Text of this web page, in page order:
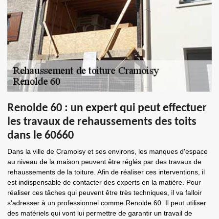
Renolde 60 : un expert qui peut effectuer
les travaux de rehaussements des toits
dans le 60660
Dans la ville de Cramoisy et ses environs, les manques d'espace
au niveau de la maison peuvent être réglés par des travaux de
rehaussements de la toiture. Afin de réaliser ces interventions, il
est indispensable de contacter des experts en la matière. Pour
réaliser ces tâches qui peuvent être très techniques, il va falloir
s'adresser à un professionnel comme Renolde 60. Il peut utiliser
des matériels qui vont lui permettre de garantir un travail de